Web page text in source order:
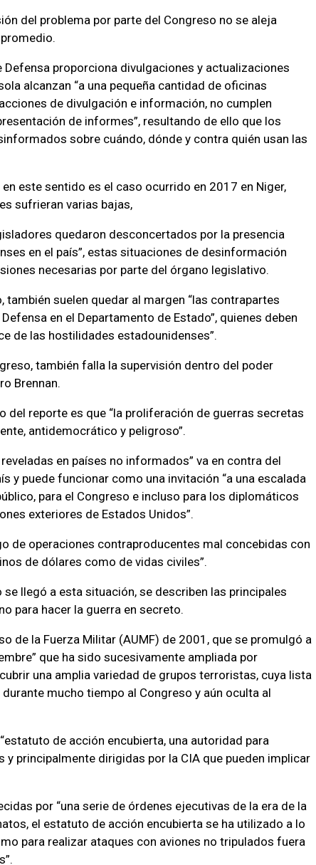
del problema por parte del Congreso no se aleja
Defensa proporciona divulgaciones y actualizaciones
alcanzan “a una pequeña cantidad de oficinas
de divulgación e información, no cumplen
de informes”, resultando de ello que los
sobre cuándo, dónde y contra quién usan las
este sentido es el caso ocurrido en 2017 en Niger,
sufrieran varias bajas,
quedaron desconcertados por la presencia
en el país”, estas situaciones de desinformación
necesarias por parte del órgano legislativo.
también suelen quedar al margen “las contrapartes
en el Departamento de Estado”, quienes deben
de las hostilidades estadounidenses”.
también falla la supervisión dentro del poder
Brennan.
del reporte es que “la proliferación de guerras secretas
antidemocrático y peligroso”.
en países no informados” va en contra del
y puede funcionar como una invitación “a una escalada
para el Congreso e incluso para los diplomáticos
exteriores de Estados Unidos”.
de operaciones contraproducentes mal concebidas con
de dólares como de vidas civiles”.
llegó a esta situación, se describen las principales
para hacer la guerra en secreto.
de la Fuerza Militar (AUMF) de 2001, que se promulgó a
que ha sido sucesivamente ampliada por
una amplia variedad de grupos terroristas, cuya lista
mucho tiempo al Congreso y aún oculta al
de acción encubierta, una autoridad para
y principalmente dirigidas por la CIA que pueden implicar
por “una serie de órdenes ejecutivas de la era de la
el estatuto de acción encubierta se ha utilizado a lo
para realizar ataques con aviones no tripulados fuera